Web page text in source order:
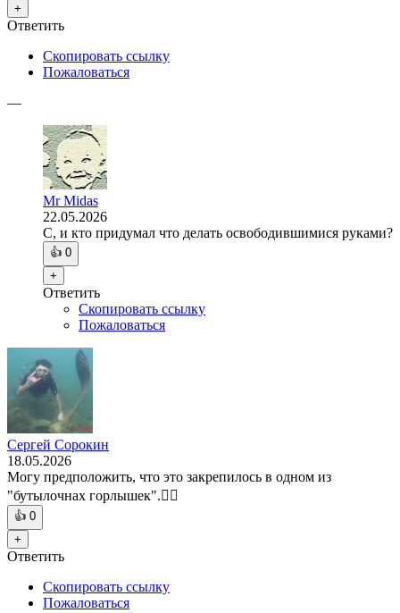
+
Ответить
Скопировать ссылку
Пожаловаться
—
Mr Midas
22.05.2026
C, и кто придумал что делать освободившимися руками?
👍 0
+
Ответить
Скопировать ссылку
Пожаловаться
Сергей Сорокин
18.05.2026
Могу предположить, что это закрепилось в одном из
"бутылочнах горлышек".🤷‍♂️
👍 0
+
Ответить
Скопировать ссылку
Пожаловаться